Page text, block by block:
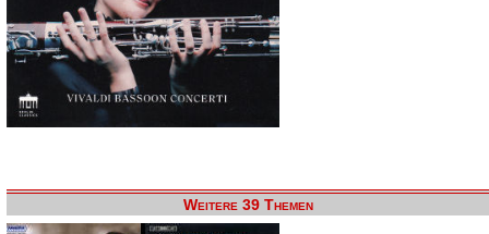
Weitere 39 Themen